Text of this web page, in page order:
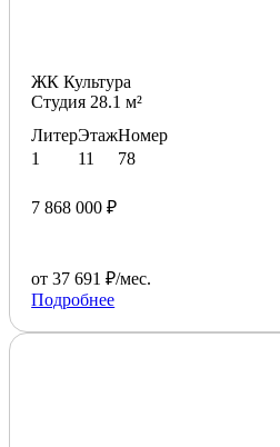
ЖК Культура
Студия 28.1 м²
Литер
1
Этаж
11
Номер
78
7 868 000 ₽
от 37 691 ₽/мес.
Подробнее